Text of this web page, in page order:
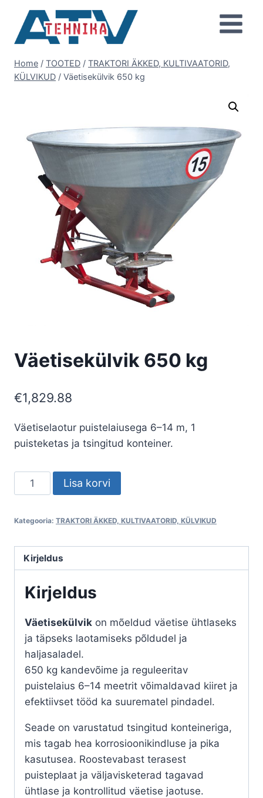
content
Home / TOOTED / TRAKTORI ÄKKED, KULTIVAATORID,
KÜLVIKUD / Väetisekülvik 650 kg
Väetisekülvik 650 kg
€1,829.88
Väetiselaotur puistelaiusega 6–14 m, 1
puisteketas ja tsingitud konteiner.
Väetisekülvik
650
kogus
Lisa korvi
Kategooria: TRAKTORI ÄKKED, KULTIVAATORID, KÜLVIKUD
Kirjeldus
Kirjeldus
Väetisekülvik on mõeldud väetise ühtlaseks
ja täpseks laotamiseks põldudel ja
haljasaladel.
650 kg kandevõime ja reguleeritav
puistelaius 6–14 meetrit võimaldavad kiiret ja
efektiivset tööd ka suurematel pindadel.
Seade on varustatud tsingitud konteineriga,
mis tagab hea korrosioonikindluse ja pika
kasutusea. Roostevabast terasest
puisteplaat ja väljavisketerad tagavad
ühtlase ja kontrollitud väetise jaotuse.